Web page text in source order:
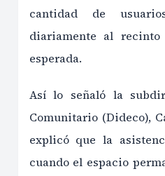
cantidad de
diariamente al
esperada.
Así lo señaló la
Comunitario (Dideco),
explicó que la
cuando el espacio